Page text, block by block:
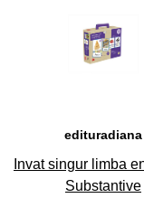
9
edituradiana
Invat singur limba
Substantive